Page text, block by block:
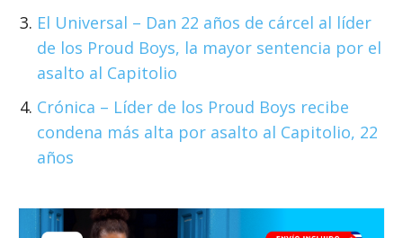
El Universal – Dan 22 años de cárcel al líder
de los Proud Boys, la mayor sentencia por el
asalto al Capitolio
Crónica – Líder de los Proud Boys recibe
condena más alta por asalto al Capitolio, 22
años